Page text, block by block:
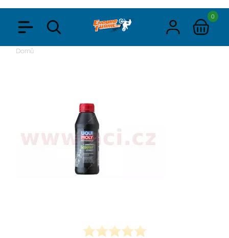
0
Domů